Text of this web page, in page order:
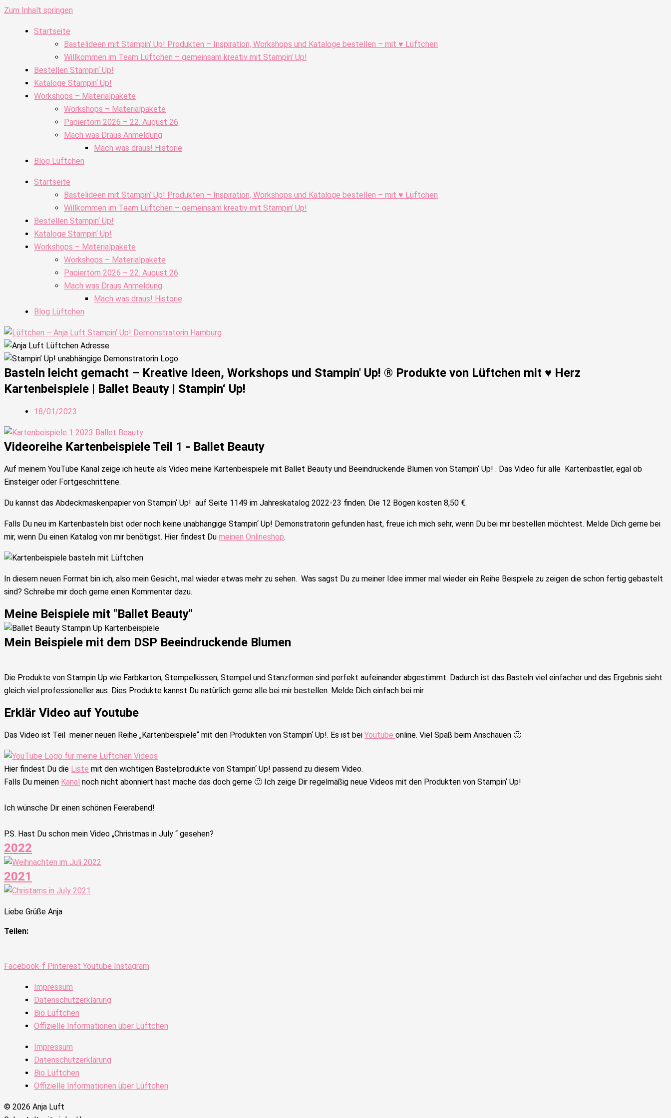
Zum Inhalt springen
Startseite
Bastelideen mit Stampin’ Up! Produkten – Inspiration, Workshops und Kataloge bestellen – mit ♥ Lüftchen
Willkommen im Team Lüftchen – gemeinsam kreativ mit Stampin’ Up!
Bestellen Stampin‘ Up!
Kataloge Stampin‘ Up!
Workshops – Materialpakete
Workshops – Materialpakete
Papiertörn 2026 – 22. August 26
Mach was Draus Anmeldung
Mach was draus! Historie
Blog Lüftchen
Startseite
Bastelideen mit Stampin’ Up! Produkten – Inspiration, Workshops und Kataloge bestellen – mit ♥ Lüftchen
Willkommen im Team Lüftchen – gemeinsam kreativ mit Stampin’ Up!
Bestellen Stampin‘ Up!
Kataloge Stampin‘ Up!
Workshops – Materialpakete
Workshops – Materialpakete
Papiertörn 2026 – 22. August 26
Mach was Draus Anmeldung
Mach was draus! Historie
Blog Lüftchen
Basteln leicht gemacht – Kreative Ideen, Workshops und Stampin' Up! ® Produkte von Lüftchen mit ♥ Herz
Kartenbeispiele | Ballet Beauty | Stampin‘ Up!
18/01/2023
Videoreihe Kartenbeispiele Teil 1 - Ballet Beauty
Auf meinem YouTube Kanal zeige ich heute als Video meine Kartenbeispiele mit Ballet Beauty und Beeindruckende Blumen von Stampin‘ Up! . Das Video für alle Kartenbastler, egal ob
Einsteiger oder Fortgeschrittene.
Du kannst das Abdeckmaskenpapier von Stampin‘ Up! auf Seite 1149 im Jahreskatalog 2022-23 finden. Die 12 Bögen kosten 8,50 €.
Falls Du neu im Kartenbasteln bist oder noch keine unabhängige Stampin‘ Up! Demonstratorin gefunden hast, freue ich mich sehr, wenn Du bei mir bestellen möchtest. Melde Dich gerne bei
mir, wenn Du einen Katalog von mir benötigst. Hier findest Du meinen Onlineshop.
In diesem neuen Format bin ich, also mein Gesicht, mal wieder etwas mehr zu sehen. Was sagst Du zu meiner Idee immer mal wieder ein Reihe Beispiele zu zeigen die schon fertig gebastelt
sind? Schreibe mir doch gerne einen Kommentar dazu.
Meine Beispiele mit "Ballet Beauty"
Mein Beispiele mit dem DSP Beeindruckende Blumen
Die Produkte von Stampin Up wie Farbkarton, Stempelkissen, Stempel und Stanzformen sind perfekt aufeinander abgestimmt. Dadurch ist das Basteln viel einfacher und das Ergebnis sieht
gleich viel professioneller aus. Dies Produkte kannst Du natürlich gerne alle bei mir bestellen. Melde Dich einfach bei mir.
Erklär Video auf Youtube
Das Video ist Teil meiner neuen Reihe „Kartenbeispiele“ mit den Produkten von Stampin‘ Up!. Es ist bei Youtube online. Viel Spaß beim Anschauen 🙂
Hier findest Du die Liste mit den wichtigen Bastelprodukte von Stampin‘ Up! passend zu diesem Video.
Falls Du meinen Kanal noch nicht abonniert hast mache das doch gerne 🙂 Ich zeige Dir regelmäßig neue Videos mit den Produkten von Stampin‘ Up!
Ich wünsche Dir einen schönen Feierabend!
P.S. Hast Du schon mein Video „Christmas in July “ gesehen?
2022
2021
Liebe Grüße Anja
Teilen:
Facebook-f Pinterest Youtube Instagram
Impressum
Datenschutzerklärung
Bio Lüftchen
Offizielle Informationen über Lüftchen
Impressum
Datenschutzerklärung
Bio Lüftchen
Offizielle Informationen über Lüftchen
© 2026 Anja Luft